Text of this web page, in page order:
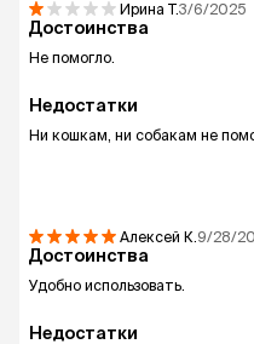
Ирина Т.3/6/2025
Достоинства
Не помогло.
Недостатки
Ни кошкам, ни собакам не
Алексей К. 9/28/
Достоинства
Удобно использовать.
Недостатки